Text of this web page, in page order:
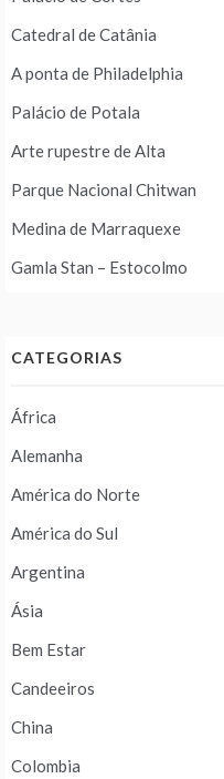
Catedral de Catânia
A ponta de Philadelphia
Palácio de Potala
Arte rupestre de Alta
Parque Nacional Chitwan
Medina de Marraquexe
Gamla Stan – Estocolmo
CATEGORIAS
África
Alemanha
América do Norte
América do Sul
Argentina
Ásia
Bem Estar
Candeeiros
China
Colombia